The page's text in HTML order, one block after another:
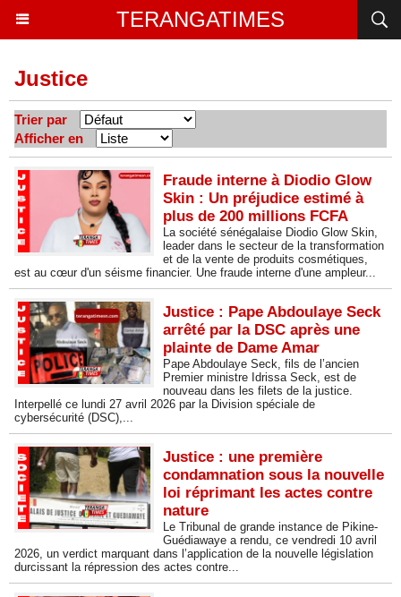
TERANGATIMES
Justice
Trier par
Afficher en
Fraude interne à Diodio Glow
Skin : Un préjudice estimé à
plus de 200 millions FCFA
La société sénégalaise Diodio Glow Skin,
leader dans le secteur de la transformation
et de la vente de produits cosmétiques,
est au cœur d'un séisme financier. Une fraude interne d'une ampleur...
Justice : Pape Abdoulaye Seck
arrêté par la DSC après une
plainte de Dame Amar
Pape Abdoulaye Seck, fils de l’ancien
Premier ministre Idrissa Seck, est de
nouveau dans les filets de la justice.
Interpellé ce lundi 27 avril 2026 par la Division spéciale de
cybersécurité (DSC),...
Justice : une première
condamnation sous la nouvelle
loi réprimant les actes contre
nature
Le Tribunal de grande instance de Pikine-
Guédiawaye a rendu, ce vendredi 10 avril
2026, un verdict marquant dans l’application de la nouvelle législation
durcissant la répression des actes contre...